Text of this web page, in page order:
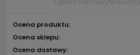
Opinia niezweryfikowana
Ocena produktu:
Ocena sklepu:
Ocena dostawy: